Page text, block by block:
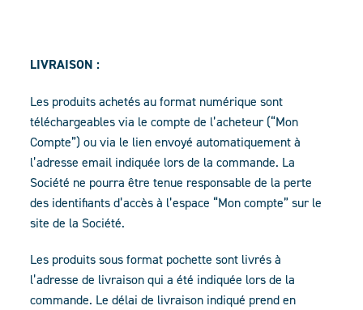
LIVRAISON :
Les produits achetés au format numérique sont
téléchargeables via le compte de l’acheteur (“Mon
Compte”) ou via le lien envoyé automatiquement à
l’adresse email indiquée lors de la commande. La
Société ne pourra être tenue responsable de la perte
des identifiants d’accès à l’espace “Mon compte” sur le
site de la Société.
Les produits sous format pochette sont livrés à
l’adresse de livraison qui a été indiquée lors de la
commande. Le délai de livraison indiqué prend en